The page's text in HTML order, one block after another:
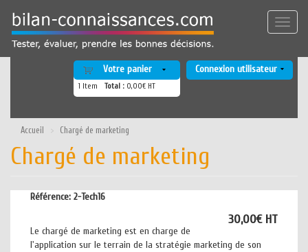
contenu
principal
Toggle
Votre panier
1 Item Total : 0,00€ HT
Connexion utilisateur
Accueil Chargé de marketing
Chargé de marketing
Référence: 2-Tech16
30,00€ HT
Le chargé de marketing est en charge de
l'application sur le terrain de la stratégie marketing de son